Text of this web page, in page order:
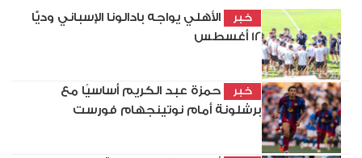
خبر
الأهلي يواجه بادالونا الإسباني وديًّا
12 أغسطس
خبر
حمزة عبد الكريم أساسيًا مع
برشلونة أمام نوتينجهام فورست